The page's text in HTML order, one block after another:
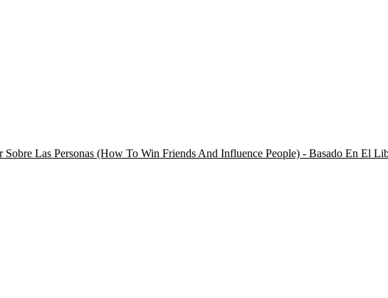
Las Personas (How To Win Friends And Influence People) - Basado En El